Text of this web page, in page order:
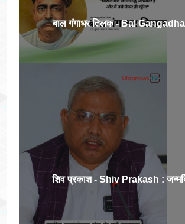
बाल गंगाधर तिलक - Bal
शिव प्रकाश - Shiv Prakash :